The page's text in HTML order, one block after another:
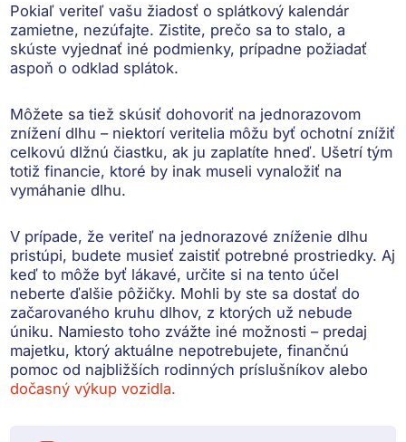
Pokiaľ veriteľ vašu žiadosť o splátkový kalendár
zamietne, nezúfajte. Zistite, prečo sa to stalo, a
skúste vyjednať iné podmienky, prípadne požiadať
aspoň o odklad splátok.
Môžete sa tiež skúsiť dohovoriť na jednorazovom
znížení dlhu – niektorí veritelia môžu byť ochotní znížiť
celkovú dlžnú čiastku, ak ju zaplatíte hneď. Ušetrí tým
totiž financie, ktoré by inak museli vynaložiť na
vymáhanie dlhu.
V prípade, že veriteľ na jednorazové zníženie dlhu
pristúpi, budete musieť zaistiť potrebné prostriedky. Aj
keď to môže byť lákavé, určite si na tento účel
neberte ďalšie pôžičky. Mohli by ste sa dostať do
začarovaného kruhu dlhov, z ktorých už nebude
úniku. Namiesto toho zvážte iné možnosti – predaj
majetku, ktorý aktuálne nepotrebujete, finančnú
pomoc od najbližších rodinných príslušníkov alebo
dočasný výkup vozidla.